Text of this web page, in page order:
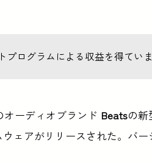
ログラムによる収益を得ていま
オーディオブランド Beatsの
ェアがリリースされた。バー